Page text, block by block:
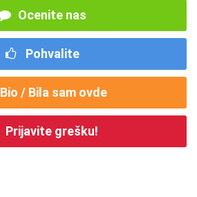
Ocenite nas
Pohvalite
Bio / Bila sam ovde
Prijavite grešku!